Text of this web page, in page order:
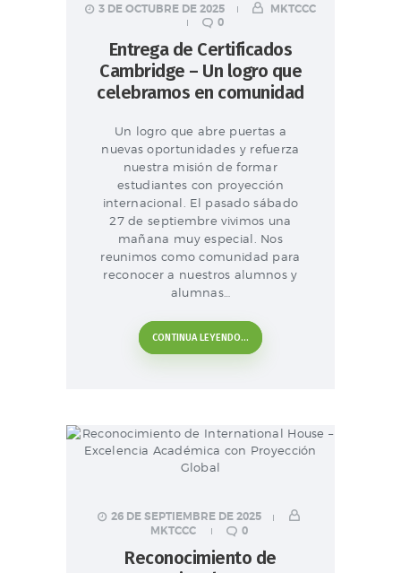
3 DE OCTUBRE DE 2025
MKTCCC
0
Entrega de Certificados
Cambridge – Un logro que
celebramos en comunidad
Un logro que abre puertas a
nuevas oportunidades y refuerza
nuestra misión de formar
estudiantes con proyección
internacional. El pasado sábado
27 de septiembre vivimos una
mañana muy especial. Nos
reunimos como comunidad para
reconocer a nuestros alumnos y
alumnas…
CONTINUA LEYENDO...
26 DE SEPTIEMBRE DE 2025
MKTCCC
0
Reconocimiento de